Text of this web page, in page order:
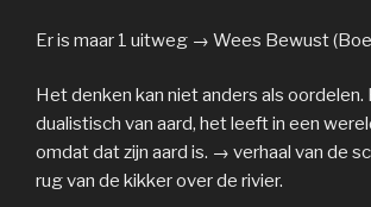
Er is maar 1 uitweg → Wees Bewust
Het denken kan niet anders als oordelen.
dualistisch van aard, het leeft in een
omdat dat zijn aard is. → verhaal van de
rug van de kikker over de rivier.